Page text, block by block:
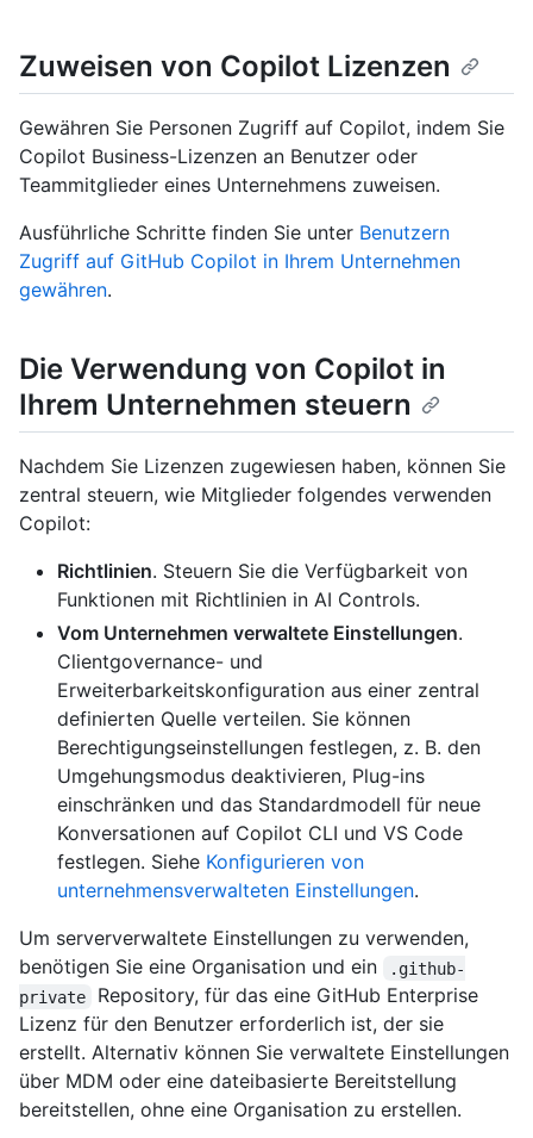
Zuweisen von Copilot Lizenzen
Gewähren Sie Personen Zugriff auf Copilot, indem Sie
Copilot Business-Lizenzen an Benutzer oder
Teammitglieder eines Unternehmens zuweisen.
Ausführliche Schritte finden Sie unter Benutzern
Zugriff auf GitHub Copilot in Ihrem Unternehmen
gewähren.
Die Verwendung von Copilot in
Ihrem Unternehmen steuern
Nachdem Sie Lizenzen zugewiesen haben, können Sie
zentral steuern, wie Mitglieder folgendes verwenden
Copilot:
Richtlinien. Steuern Sie die Verfügbarkeit von
Funktionen mit Richtlinien in AI Controls.
Vom Unternehmen verwaltete Einstellungen.
Clientgovernance- und
Erweiterbarkeitskonfiguration aus einer zentral
definierten Quelle verteilen. Sie können
Berechtigungseinstellungen festlegen, z. B. den
Umgehungsmodus deaktivieren, Plug-ins
einschränken und das Standardmodell für neue
Konversationen auf Copilot CLI und VS Code
festlegen. Siehe Konfigurieren von
unternehmensverwalteten Einstellungen.
Um serververwaltete Einstellungen zu verwenden,
benötigen Sie eine Organisation und ein
.github-
private
Repository, für das eine GitHub Enterprise
Lizenz für den Benutzer erforderlich ist, der sie
erstellt. Alternativ können Sie verwaltete Einstellungen
über MDM oder eine dateibasierte Bereitstellung
bereitstellen, ohne eine Organisation zu erstellen.